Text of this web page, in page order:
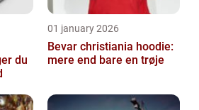
01 january 2026
Bevar christiania hoodie:
mere end bare en trøje